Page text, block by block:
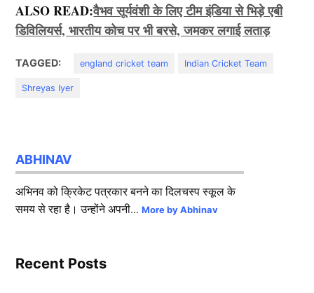
ALSO READ:वैभव सूर्यवंशी के लिए टीम इंडिया से भिड़े एबी
डिविलियर्स, भारतीय कोच पर भी बरसे, जमकर लगाई लताड़
TAGGED: england cricket team Indian Cricket Team
Shreyas Iyer
ABHINAV
अभिनव को क्रिकेट पत्रकार बनने का दिलचस्प स्कूल के
समय से रहा है। उन्होंने अपनी...More by Abhinav
Recent Posts